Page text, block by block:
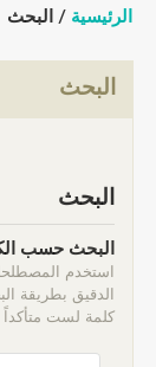
الرئيسية / البحث
البحث
البحث
البحث حسب
الدقيق بطريقة
كلمة لست متأكداً